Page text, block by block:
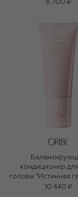
6 700 ₽
кондиционер
головы "Истинная
(200ml)
10 440 ₽